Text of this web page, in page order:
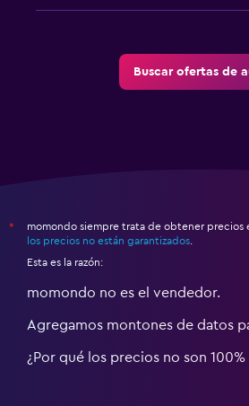
Buscar ofertas de
*
momondo siempre trata de obtener precios
los precios no están garantizados.
Esta es la razón:
momondo no es el vendedor.
Agregamos montones de datos
¿Por qué los precios no son 100%